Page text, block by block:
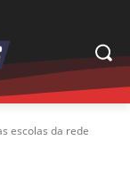
escolas da rede